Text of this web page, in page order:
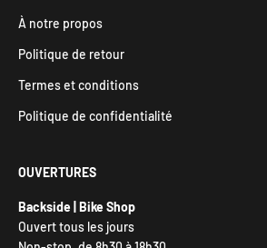
À notre propos
Politique de retour
Termes et conditions
Politique de confidentialité
OUVERTURES
Backside | Bike Shop
Ouvert tous les jours